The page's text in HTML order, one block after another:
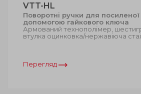
VTT-HL
Поворотні ручки для
допомогою гайкового ключа
Армований технополімер,
втулка оцинковка/нержавіюча
Перегляд